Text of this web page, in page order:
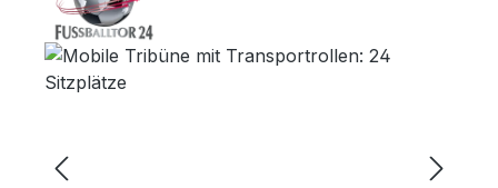
Bildergalerie überspringen